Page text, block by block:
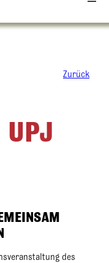
Zurück
UPJ
des